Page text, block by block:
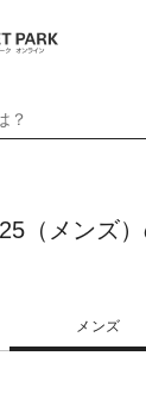
？
（メンズ
メンズ